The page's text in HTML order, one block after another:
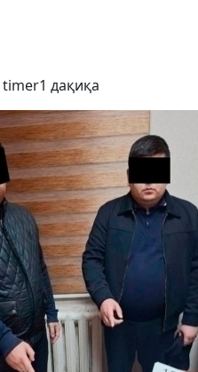
timer1 дақиқа